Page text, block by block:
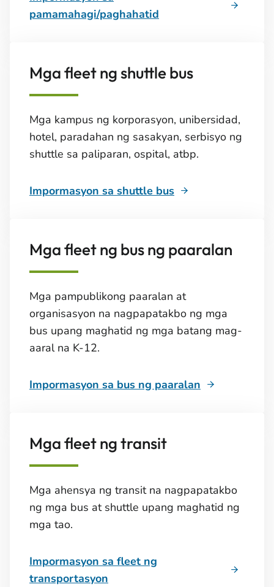
pamamahagi/paghahatid
Mga fleet ng shuttle bus
Mga kampus ng korporasyon, unibersidad,
hotel, paradahan ng sasakyan, serbisyo ng
shuttle sa paliparan, ospital, atbp.
Impormasyon sa shuttle bus
Mga fleet ng bus ng paaralan
Mga pampublikong paaralan at
organisasyon na nagpapatakbo ng mga
bus upang maghatid ng mga batang mag-
aaral na K-12.
Impormasyon sa bus ng paaralan
Mga fleet ng transit
Mga ahensya ng transit na nagpapatakbo
ng mga bus at shuttle upang maghatid ng
mga tao.
Impormasyon sa fleet ng
transportasyon